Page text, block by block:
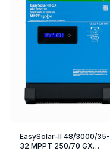
EasySolar-II 48/3000/35-
32 MPPT 250/70 GX